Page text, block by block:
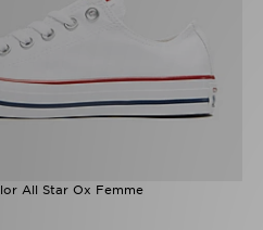
All Star Ox Femme